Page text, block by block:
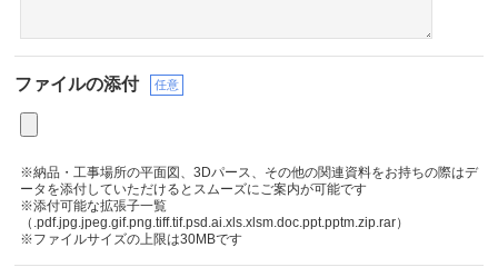
ファイルの添付 任意
※納品・工事場所の平面図、3Dパース、その他の関連資料をお持ちの際はデ
ータを添付していただけるとスムーズにご案内が可能です
※添付可能な拡張子一覧
（.pdf.jpg.jpeg.gif.png.tiff.tif.psd.ai.xls.xlsm.doc.ppt.pptm.zip.rar）
※ファイルサイズの上限は30MBです